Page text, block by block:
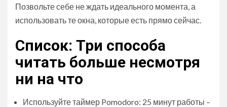
Позвольте себе не ждать идеального момента, а
использовать те окна, которые есть прямо сейчас.
Список: Три способа
читать больше несмотря
ни на что
Используйте таймер Pomodoro: 25 минут работы –